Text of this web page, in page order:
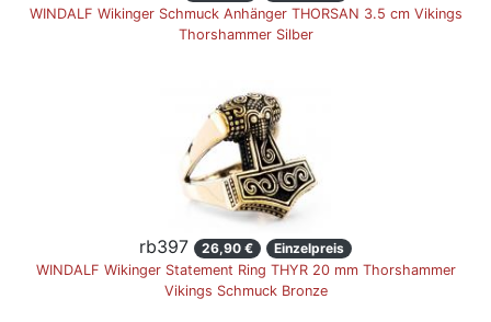
WINDALF Wikinger Schmuck Anhänger THORSAN 3.5 cm Vikings
Thorshammer Silber
rb397 26,90 €
Einzelpreis
WINDALF Wikinger Statement Ring THYR 20 mm Thorshammer
Vikings Schmuck Bronze